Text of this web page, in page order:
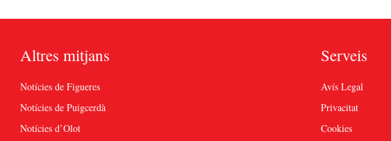
Altres mitjans
Notícies de Figueres
Notícies de Puigcerdà
Notícies d’Olot
Serveis
Avís Legal
Privacitat
Cookies